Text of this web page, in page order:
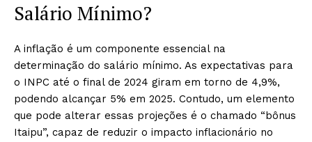
Salário Mínimo?
A inflação é um componente essencial na
determinação do salário mínimo. As expectativas para
o INPC até o final de 2024 giram em torno de 4,9%,
podendo alcançar 5% em 2025. Contudo, um elemento
que pode alterar essas projeções é o chamado “bônus
Itaipu”, capaz de reduzir o impacto inflacionário no